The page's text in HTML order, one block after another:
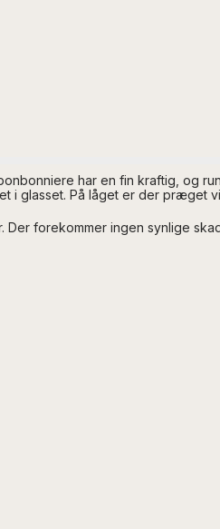
har en fin kraftig, og
i glasset. På låget er der præget
forekommer ingen synlige